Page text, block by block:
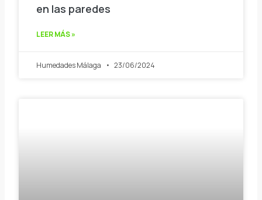
en las paredes
LEER MÁS »
Humedades Málaga 23/06/2024